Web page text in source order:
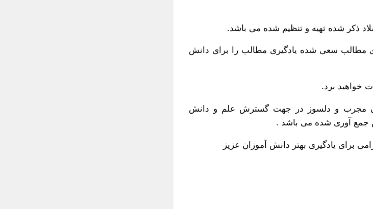
ذکر شده تهیه و تنظیم شده می باشد.
مطالب سعی شده یادگیری مطالب را برای دانش
خواهید برد.
مجرب و دلسوز در جهت گسترش علم و دانش
جمع آوری شده می باشد .
برای یادگیری بهتر دانش آموزان عزیز